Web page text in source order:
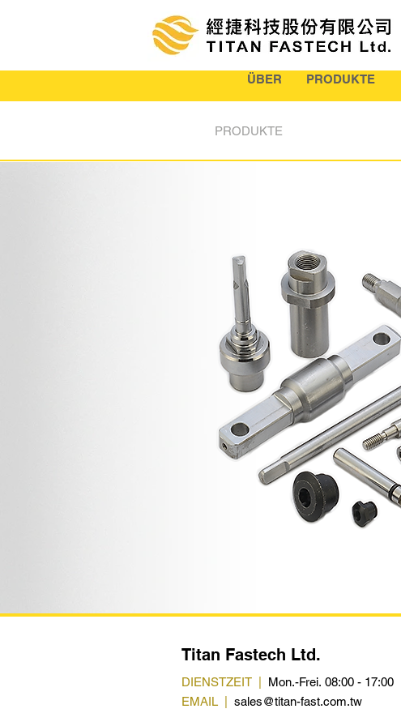
ÜBER PRODUKTE
PRODUKTE
Titan Fastech Ltd.
DIENSTZEIT | Mon.-Frei. 08:00 - 17:00
EMAIL | sales@titan-fast.com.tw